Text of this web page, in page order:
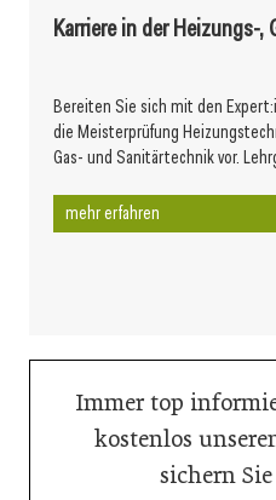
Karriere in der Heizungs-
Bereiten Sie sich mit den
die Meisterprüfung
Gas- und Sanitärtechnik vor.
mehr erfahren
Immer top
kostenlos
sichern